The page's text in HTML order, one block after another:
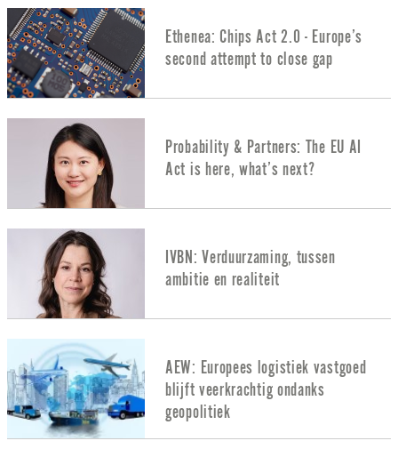
Ethenea: Chips Act 2.0 - Europe’s
second attempt to close gap
Probability & Partners: The EU AI
Act is here, what’s next?
IVBN: Verduurzaming, tussen
ambitie en realiteit
AEW: Europees logistiek vastgoed
blijft veerkrachtig ondanks
geopolitiek